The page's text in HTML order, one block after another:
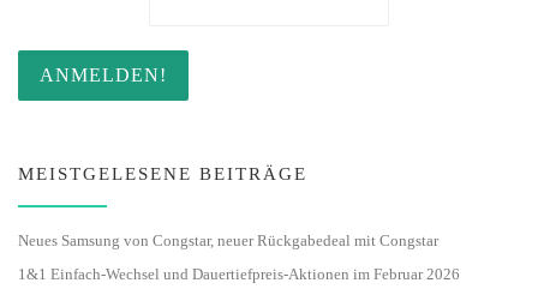
MEISTGELESENE BEITRÄGE
Neues Samsung von Congstar, neuer Rückgabedeal mit Congstar
1&1 Einfach-Wechsel und Dauertiefpreis-Aktionen im Februar 2026